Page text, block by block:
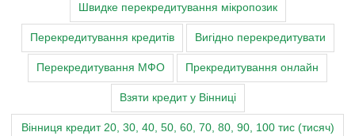
Швидке перекредитування мікропозик
Перекредитування кредитів Вигідно перекредитувати
Перекредитування МФО Прекредитування онлайн
Взяти кредит у Вінниці
Вінниця кредит 20, 30, 40, 50, 60, 70, 80, 90, 100 тис (тисяч)